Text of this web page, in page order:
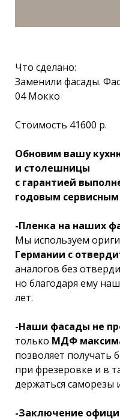
Что сделано:
Заменили фасады.
04 Мокко
Стоимость 41600 р.
Обновим вашу
и столешницы
с гарантией
годовым
-Пленка на наших
Мы используем
Германии с
аналогов без
но благодаря ему
лет.
-Наши фасады не
только МДФ
позволяет получать
при фрезеровке и в
держаться саморезы
-Заключение